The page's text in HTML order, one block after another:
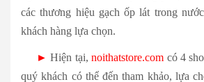
các thương hiệu gạch ốp lát trong
khách hàng lựa chọn.
► Hiện tại,noithatstore.com có 4
quý khách có thể đến tham khảo, lựa